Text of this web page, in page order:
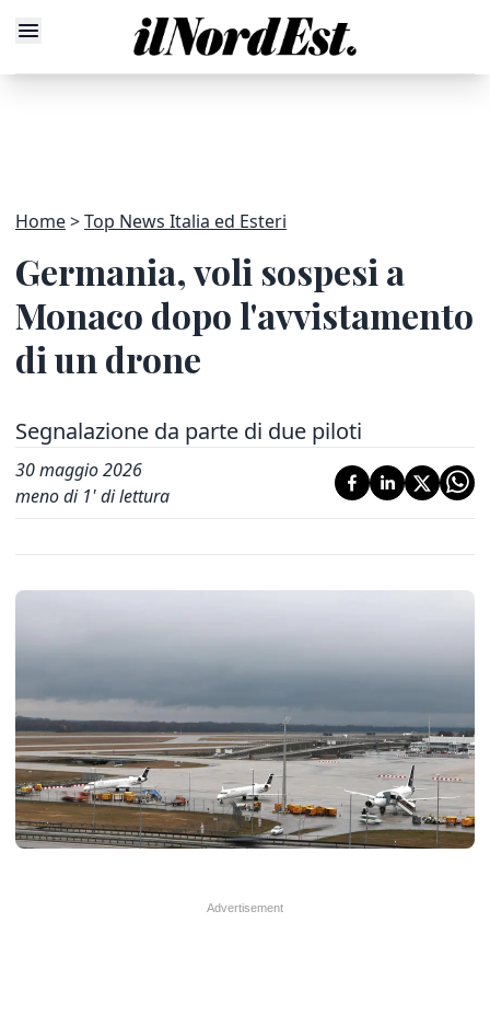
Home Top News Italia ed Esteri
Germania, voli sospesi a
Monaco dopo l'avvistamento
di un drone
Segnalazione da parte di due piloti
30 maggio 2026
meno di 1' di lettura